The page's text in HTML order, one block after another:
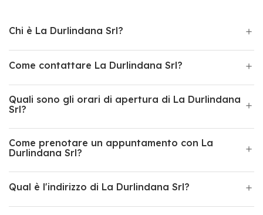
Chi è La Durlindana Srl?
Come contattare La Durlindana Srl?
Quali sono gli orari di apertura di La Durlindana
Srl?
Come prenotare un appuntamento con La
Durlindana Srl?
Qual è l'indirizzo di La Durlindana Srl?